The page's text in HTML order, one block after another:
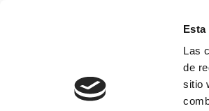
Esta
Las
de
sitio